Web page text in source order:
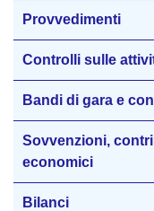
Provvedimenti
Controlli sulle
Bandi di gara e
Sovvenzioni,
economici
Bilanci